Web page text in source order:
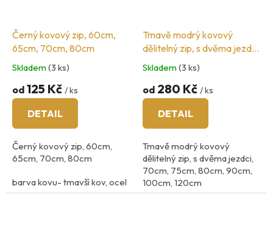
Černý kovový zip, 60cm,
65cm, 70cm, 80cm
Skladem(3 ks)
od 125 Kč / ks
DETAIL
Černý kovový zip, 60cm,
65cm, 70cm, 80cm
barva kovu- tmavší kov, ocel
Tmavě modrý kovový
dělitelný zip, s dvěma jezdci,
70cm, 75cm, 80cm, 90cm,
100cm, 120cm
Skladem(3 ks)
od 280 Kč / ks
DETAIL
Tmavě modrý kovový
dělitelný zip, s dvěma jezdci,
70cm, 75cm, 80cm, 90cm,
100cm, 120cm